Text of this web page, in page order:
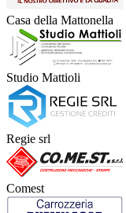
Casa della Mattonella
Studio Mattioli
Regie srl
Comest